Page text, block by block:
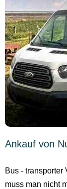
Ankauf von
Bus - transporter
muss man nicht